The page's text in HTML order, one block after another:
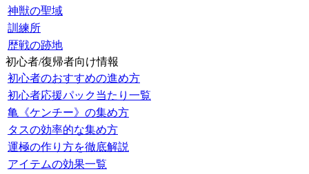
神獣の聖域
訓練所
歴戦の跡地
初心者/復帰者向け情報
初心者のおすすめの進め方
初心者応援パック当たり一覧
亀《ケンチー》の集め方
タスの効率的な集め方
運極の作り方を徹底解説
アイテムの効果一覧